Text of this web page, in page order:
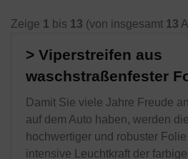
Zeige 1 bis 13 (von insgesamt 13
Viperstreifen aus
waschstraßenfester
Damit Sie viele Jahre Freude
auf dem Auto haben, werden
hochwertiger und robuster
intensive Leuchtkraft der